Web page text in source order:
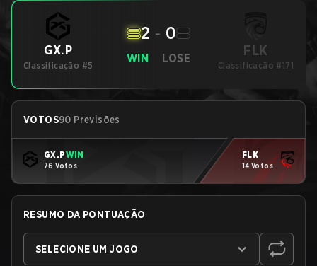
GX.P
Classificação #5
WIN
2 - 0
LOSE FLK
Classificação #171
VOTOS90 Previsões
GX.PWIN
76 Votos
FLK
14 Votos
RESUMO DA PONTUAÇÃO
SELECIONE UM JOGO